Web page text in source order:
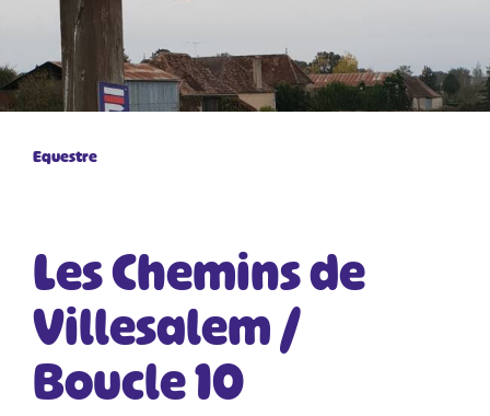
Equestre
Les Chemins de
Villesalem /
Boucle 10